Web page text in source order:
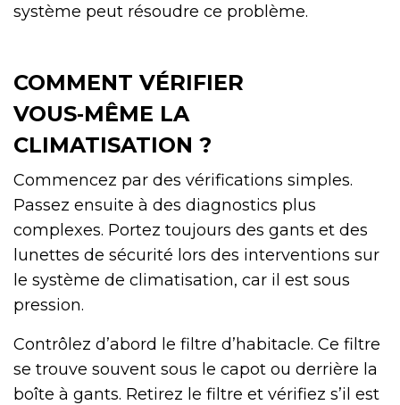
système peut résoudre ce problème.
COMMENT VÉRIFIER
VOUS‑MÊME LA
CLIMATISATION ?
Commencez par des vérifications simples.
Passez ensuite à des diagnostics plus
complexes. Portez toujours des gants et des
lunettes de sécurité lors des interventions sur
le système de climatisation, car il est sous
pression.
Contrôlez d’abord le filtre d’habitacle. Ce filtre
se trouve souvent sous le capot ou derrière la
boîte à gants. Retirez le filtre et vérifiez s’il est